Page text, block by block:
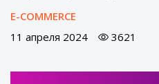
E-COMMERCE
11 апреля 2024
3621